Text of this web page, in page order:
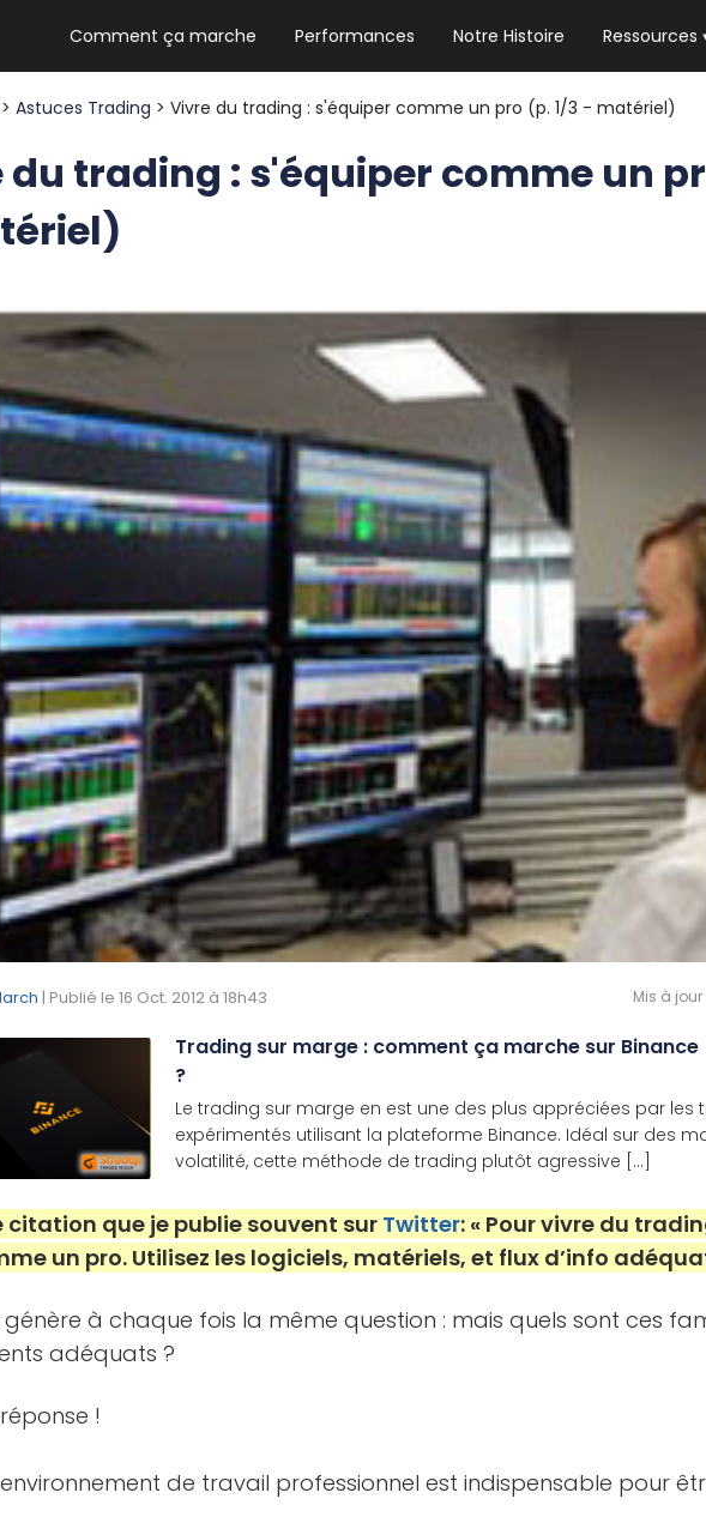
Comment ça marche Performances Notre Histoire Ressources
NEWSLETTER HEBDO
Les news crypto dont vous avez besoin
>Astuces Trading > Vivre du trading : s'équiper comme un pro (p. 1/3 - matériel)
du trading : s'équiper comme un
| Publié le 16 Oct. 2012 à 18h43 Mis à
Trading sur marge : comment ça marche sur Binance
?
Le trading sur marge en est une des plus appréciées par les
expérimentés utilisant la plateforme Binance. Idéal sur des
volatilité, cette méthode de trading plutôt agressive [...]
citation que je publie souvent sur Twitter: « Pour vivre du
un pro. Utilisez les logiciels, matériels, et flux d’info
à chaque fois la même question : mais quels sont ces
adéquats ?
!
de travail professionnel est indispensable pour